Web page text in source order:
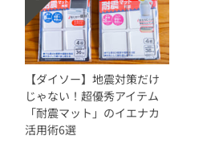
【ダイソー】地震対策だけ
じゃない！超優秀アイテム
「耐震マット」のイエナカ
活用術6選